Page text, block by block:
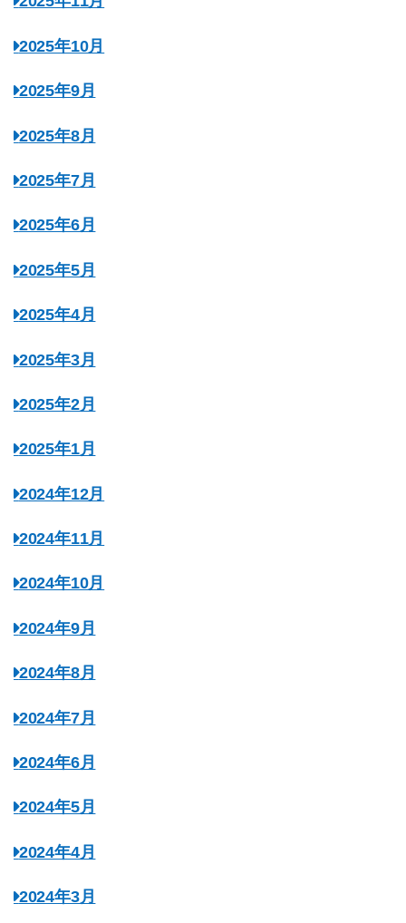
2025年10月
2025年9月
2025年8月
2025年7月
2025年6月
2025年5月
2025年4月
2025年3月
2025年2月
2025年1月
2024年12月
2024年11月
2024年10月
2024年9月
2024年8月
2024年7月
2024年6月
2024年5月
2024年4月
2024年3月